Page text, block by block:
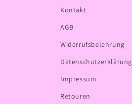
Kontakt
AGB
Widerrufsbelehrung
Datenschutzerklärung
Impressum
Retouren